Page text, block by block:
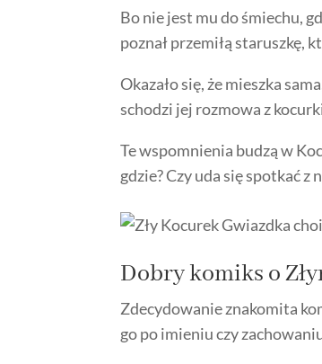
Bo nie jest mu do śmiechu,
poznał przemiłą staruszkę,
Okazało się, że mieszka
schodzi jej rozmowa z
Te wspomnienia budzą w
gdzie? Czy uda się spotkać
Dobry komiks o
Zdecydowanie znakomita
go po imieniu czy